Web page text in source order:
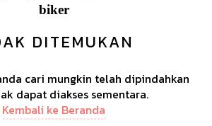
biker
DITEMUKAN
cari mungkin telah dipindahkan
dapat diakses sementara.
Kembali ke Beranda